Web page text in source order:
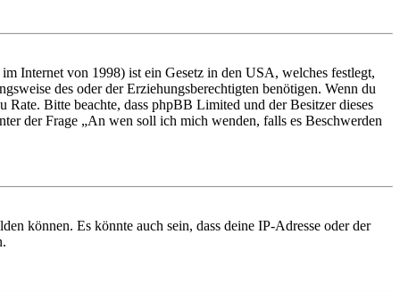
Internet von 1998) ist ein Gesetz in den USA, welches festlegt,
des oder der Erziehungsberechtigten benötigen. Wenn du
Bitte beachte, dass phpBB Limited und der Besitzer dieses
der Frage „An wen soll ich mich wenden, falls es Beschwerden
können. Es könnte auch sein, dass deine IP-Adresse oder der